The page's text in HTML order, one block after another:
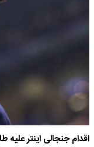
اقدام جنجالی اینتر علیه